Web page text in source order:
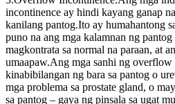
incontinence ay hindi kayang ganap
kanilang pantog.Ito ay humahantong
puno na ang mga kalamnan ng
magkontrata sa normal na paraan, at
umaapaw.Ang mga sanhi ng overflow
kinabibilangan ng bara sa pantog o
mga problema sa prostate gland, o
sa pantog – gaya ng pinsala sa ugat